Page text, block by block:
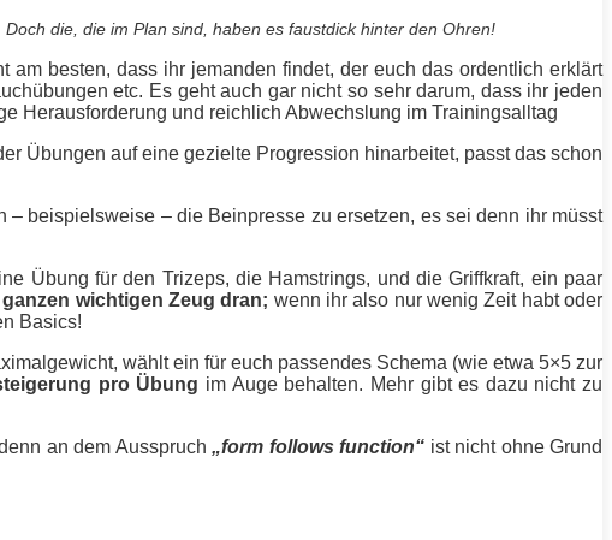
Doch die, die im Plan sind, haben es faustdick hinter den Ohren!
am besten, dass ihr jemanden findet, der euch das ordentlich erklärt
etc. Es geht auch gar nicht so sehr darum, dass ihr jeden
Herausforderung und reichlich Abwechslung im Trainingsalltag
Übungen auf eine gezielte Progression hinarbeitet, passt das schon
– beispielsweise – die Beinpresse zu ersetzen, es sei denn ihr müsst
Übung für den Trizeps, die Hamstrings, und die Griffkraft, ein paar
wichtigen Zeug dran; wenn ihr also nur wenig Zeit habt oder
Basics!
wählt ein für euch passendes Schema (wie etwa 5×5 zur
pro Übung im Auge behalten. Mehr gibt es dazu nicht zu
an dem Ausspruch „form follows function“ ist nicht ohne Grund